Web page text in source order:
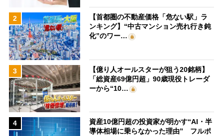
2
【首都圏の不動産価格「危ない駅」ラ
ンキング】“中古マンション売れ行き鈍
化”のワー…
3
【億り人オールスターが狙う20銘柄】
「総資産69億円超」90歳現役トレーダ
ーから“10…
4
資産10億円超の投資家が明かす“AI・半
導体相場に乗らなかった理由” フルポ